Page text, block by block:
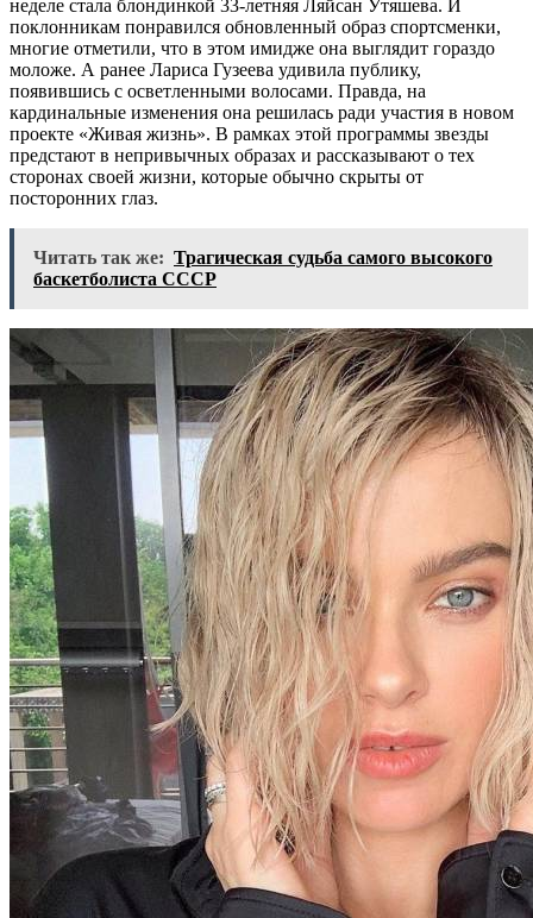
неделе стала блондинкой 33-летняя Ляйсан Утяшева. И
поклонникам понравился обновленный образ спортсменки,
многие отметили, что в этом имидже она выглядит гораздо
моложе. А ранее Лариса Гузеева удивила публику,
появившись с осветленными волосами. Правда, на
кардинальные изменения она решилась ради участия в новом
проекте «Живая жизнь». В рамках этой программы звезды
предстают в непривычных образах и рассказывают о тех
сторонах своей жизни, которые обычно скрыты от
посторонних глаз.
Читать так же: Трагическая судьба самого высокого
баскетболиста СССР